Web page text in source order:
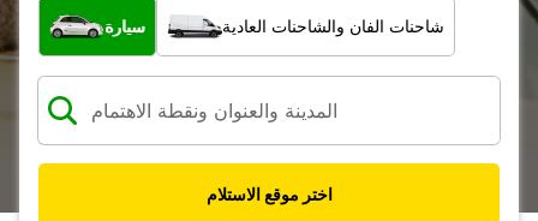
ما نوع المركبة؟
سيارة شاحنات الفان والشاحنات العادية
اختر موقع الاستلام